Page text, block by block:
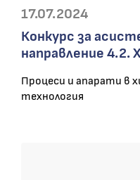
17.07.2024
Конкурс за
направление 4.2.
Процеси и апарати в
технология